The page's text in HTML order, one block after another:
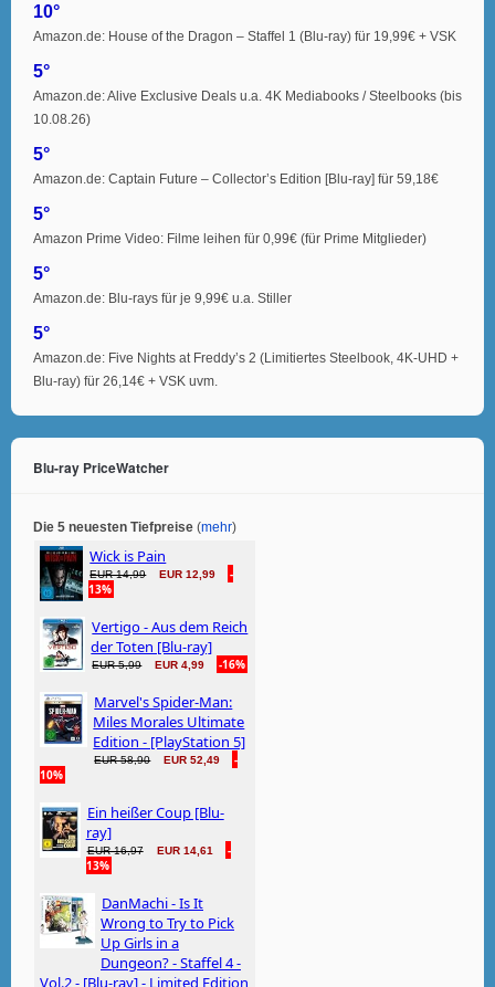
10°
Amazon.de: House of the Dragon – Staffel 1 (Blu-ray) für 19,99€ + VSK
5°
Amazon.de: Alive Exclusive Deals u.a. 4K Mediabooks / Steelbooks (bis
10.08.26)
5°
Amazon.de: Captain Future – Collector’s Edition [Blu-ray] für 59,18€
5°
Amazon Prime Video: Filme leihen für 0,99€ (für Prime Mitglieder)
5°
Amazon.de: Blu-rays für je 9,99€ u.a. Stiller
5°
Amazon.de: Five Nights at Freddy’s 2 (Limitiertes Steelbook, 4K-UHD +
Blu-ray) für 26,14€ + VSK uvm.
Blu-ray PriceWatcher
Die 5 neuesten Tiefpreise (mehr)